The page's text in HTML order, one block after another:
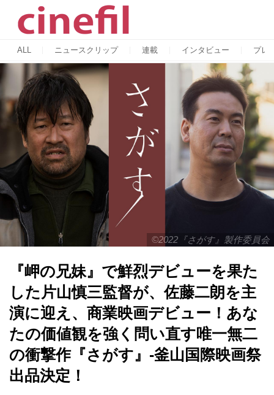
ALL ニュースクリップ 連載 インタビュー プレ
©2022『さがす』製作委員会
『岬の兄妹』で鮮烈デビューを果た
した片山慎三監督が、佐藤二朗を主
演に迎え、商業映画デビュー！あな
たの価値観を強く問い直す唯一無二
の衝撃作『さがす』-釜山国際映画祭
出品決定！